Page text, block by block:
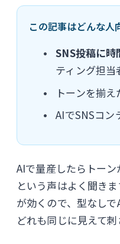
この記事はどんな人
SNS投稿に時
ティング担当
トーンを揃
AIでSNSコン
AIで量産したらトーン
という声はよく聞きま
が効くので、型なしで
どれも同じに見えて刺